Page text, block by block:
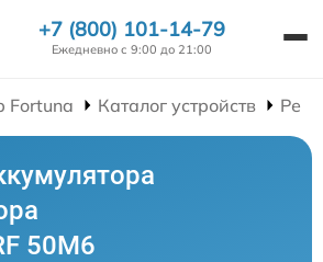
+7 (800) 101-14-79
Ежедневно с 9:00 до 21:00
Fortuna Каталог устройств
50M6